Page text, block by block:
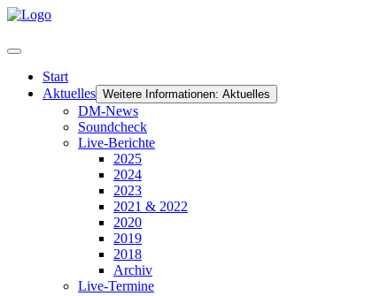
Start
Aktuelles Weitere Informationen: Aktuelles
DM-News
Soundcheck
Live-Berichte
2025
2024
2023
2021 & 2022
2020
2019
2018
Archiv
Live-Termine